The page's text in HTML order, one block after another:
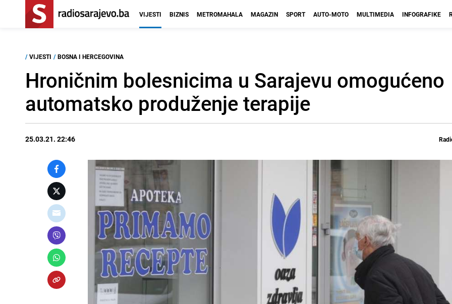
VIJESTI BIZNIS METROMAHALA MAGAZIN SPORT AUTO-MOTO MULTIMEDIA INFOGRAFIKE
/ VIJESTI / BOSNA I HERCEGOVINA
Hroničnim bolesnicima u Sarajevu omogućeno
automatsko produženje terapije
25.03.21. 22:46